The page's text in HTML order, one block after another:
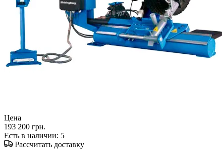
Цена
193 200 грн.
Есть в наличии: 5
Рассчитать доставку